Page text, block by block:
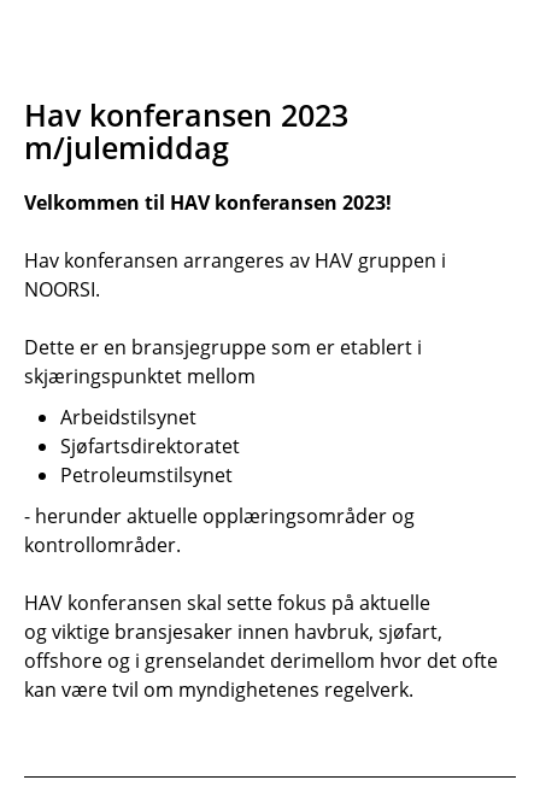
Hav konferansen 2023
m/julemiddag
Velkommen til HAV konferansen 2023!
Hav konferansen arrangeres av HAV gruppen i
NOORSI.
Dette er en bransjegruppe som er etablert i
skjæringspunktet mellom
Arbeidstilsynet
Sjøfartsdirektoratet
Petroleumstilsynet
- herunder aktuelle opplæringsområder og
kontrollområder.
HAV konferansen skal sette fokus på aktuelle
og viktige bransjesaker innen havbruk, sjøfart,
offshore og i grenselandet derimellom hvor det ofte
kan være tvil om myndighetenes regelverk.